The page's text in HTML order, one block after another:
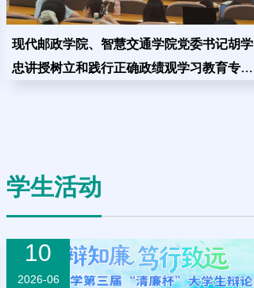
现代邮政学院、智慧交通学院党委书记胡学
忠讲授树立和践行正确​政绩观学习教育专题
学生活动
10
2026-06